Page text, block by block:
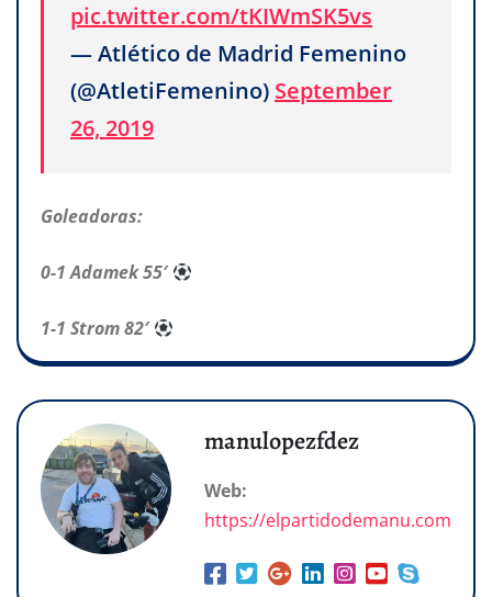
pic.twitter.com/tKIWmSK5vs
— Atlético de Madrid Femenino
(@AtletiFemenino) September
26, 2019
Goleadoras:
0-1 Adamek 55′
1-1 Strom 82′
manulopezfdez
Web:
https://elpartidodemanu.com